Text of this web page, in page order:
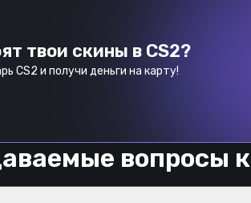
твои скины в CS2?
CS2 и получи деньги на карту!
вопросы к